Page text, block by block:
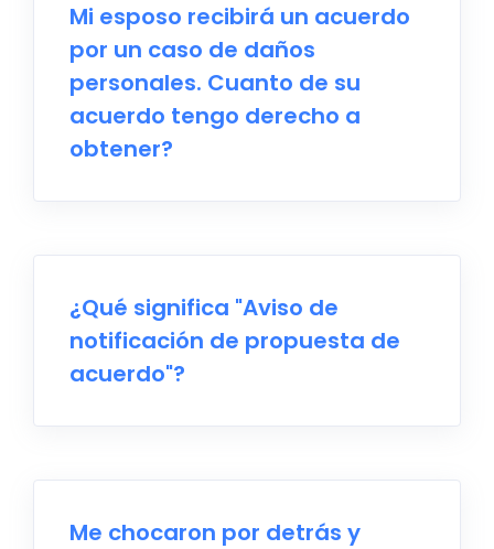
Mi esposo recibirá un acuerdo
por un caso de daños
personales. Cuanto de su
acuerdo tengo derecho a
obtener?
¿Qué significa "Aviso de
notificación de propuesta de
acuerdo"?
Me chocaron por detrás y